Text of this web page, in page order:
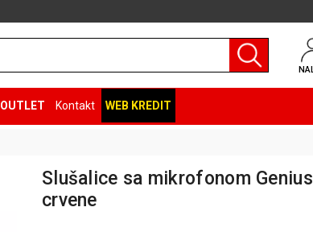
OUTLET Kontakt WEB KREDIT
Slušalice sa mikrofonom
crvene